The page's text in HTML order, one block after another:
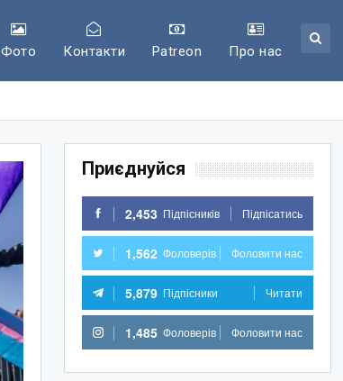
Фото Контакти Patreon Про нас
Приєднуйся
2,453 Підпісників Підпісатись
1,562 Фоловерів Фоловити нас
5,879 Підпісники Читати
1,485 Фоловерів Фоловити нас